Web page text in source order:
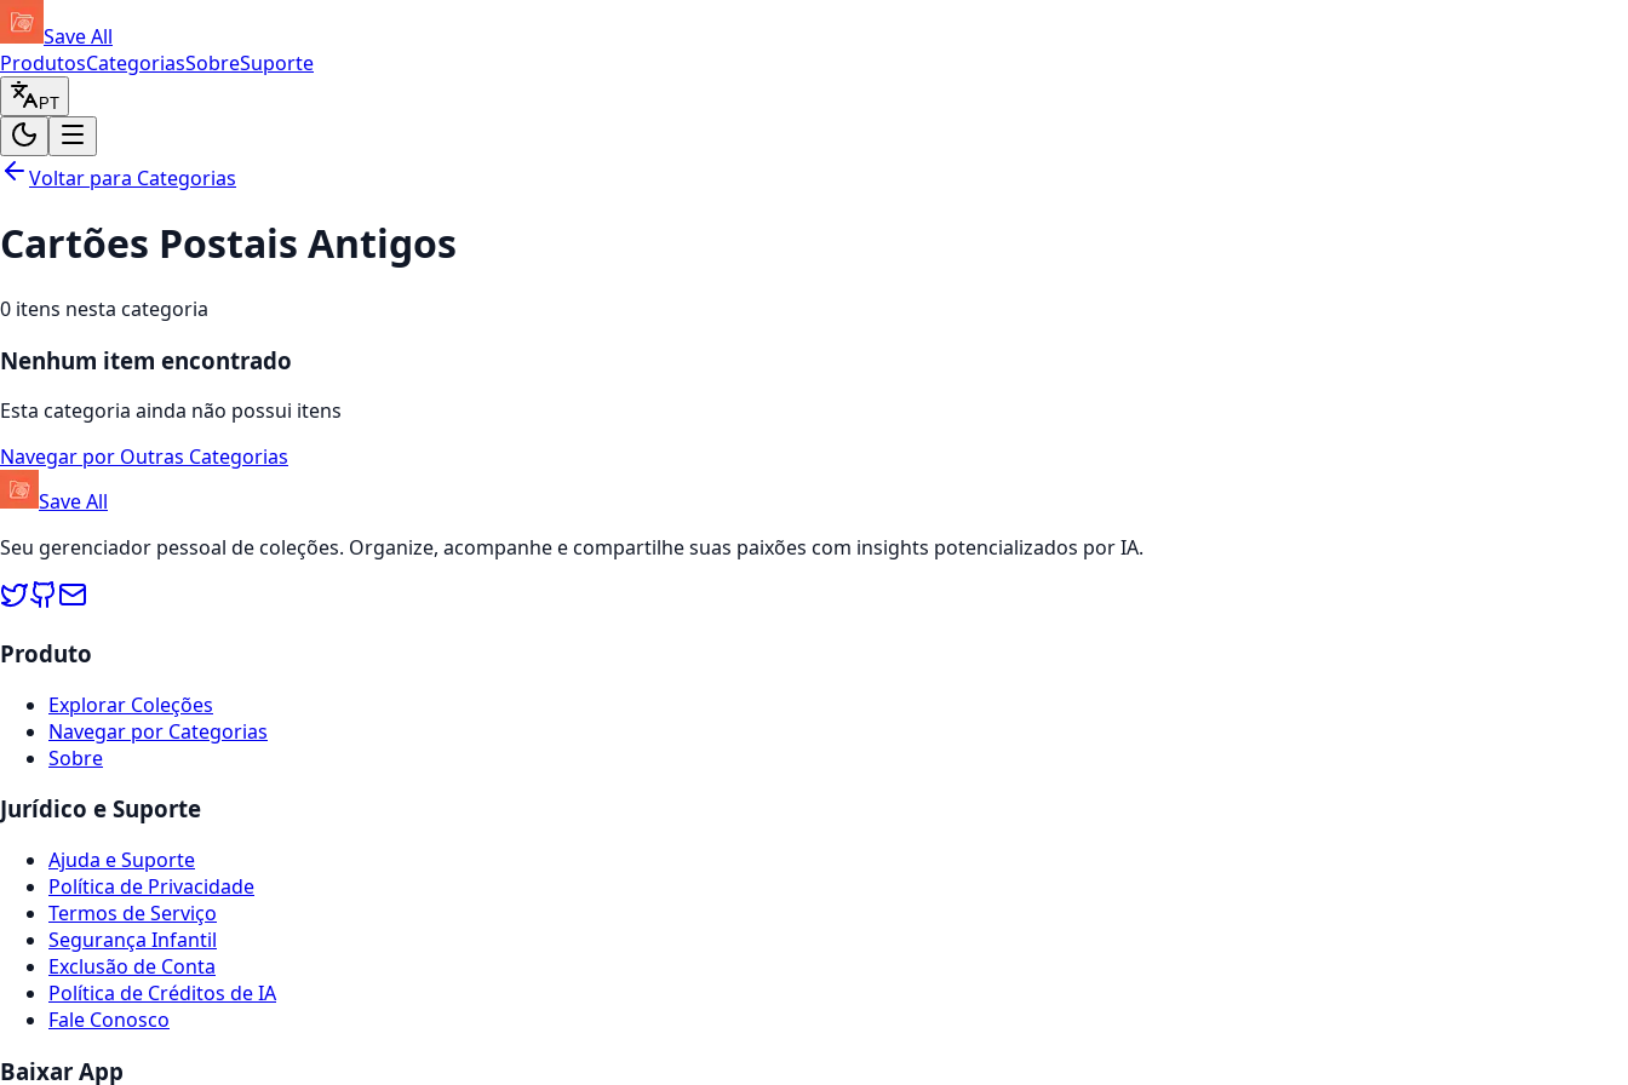
Save All
ProdutosCategoriasSobreSuporte
PT
Voltar para Categorias
Cartões Postais Antigos
0 itens nesta categoria
Nenhum item encontrado
Esta categoria ainda não possui itens
Navegar por Outras Categorias
Save All
Seu gerenciador pessoal de coleções. Organize, acompanhe e compartilhe suas paixões com insights potencializados por IA.
Produto
Explorar Coleções
Navegar por Categorias
Sobre
Jurídico e Suporte
Ajuda e Suporte
Política de Privacidade
Termos de Serviço
Segurança Infantil
Exclusão de Conta
Política de Créditos de IA
Fale Conosco
Baixar App